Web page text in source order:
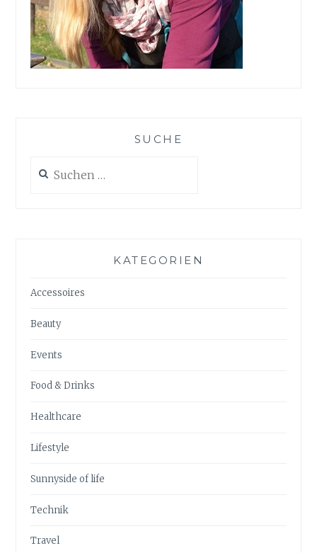
SUCHE
nach:
KATEGORIEN
Accessoires
Beauty
Events
Food & Drinks
Healthcare
Lifestyle
Sunnyside of life
Technik
Travel